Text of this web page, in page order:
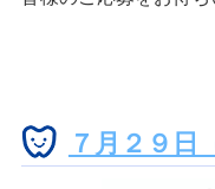
７月２９日